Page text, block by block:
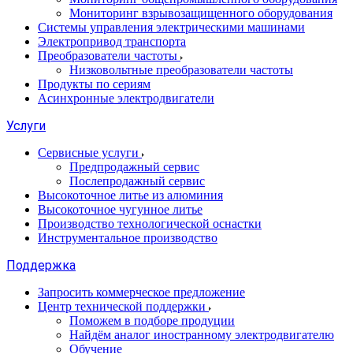
Мониторинг взрывозащищенного оборудования
Системы управления электрическими машинами
Электропривод транспорта
Преобразователи частоты
Низковольтные преобразователи частоты
Продукты по сериям
Асинхронные электродвигатели
Услуги
Сервисные услуги
Предпродажный сервис
Послепродажный сервис
Высокоточное литье из алюминия
Высокоточное чугунное литье
Производство технологической оснастки
Инструментальное производство
Поддержка
Запросить коммерческое предложение
Центр технической поддержки
Поможем в подборе продуции
Найдём аналог иностранному электродвигателю
Обучение